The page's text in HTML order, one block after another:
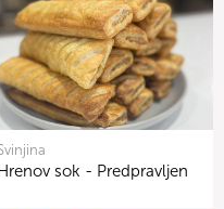
sok - Predpravljen